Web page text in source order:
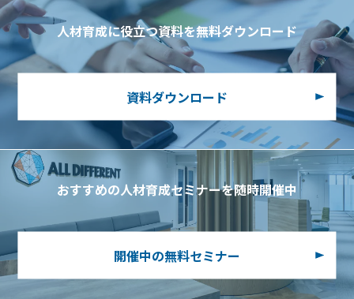
人材育成に役立つ資料を無料ダウンロード
資料ダウンロード
おすすめの人材育成セミナーを随時開催中
開催中の無料セミナー